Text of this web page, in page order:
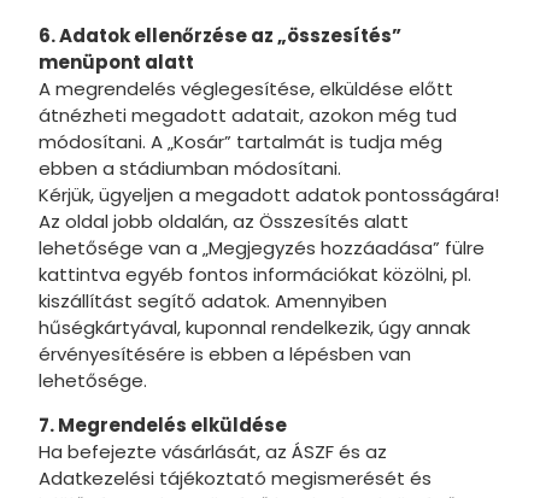
6. Adatok ellenőrzése az „összesítés”
menüpont alatt
A megrendelés véglegesítése, elküldése előtt
átnézheti megadott adatait, azokon még tud
módosítani. A „Kosár” tartalmát is tudja még
ebben a stádiumban módosítani.
Kérjük, ügyeljen a megadott adatok pontosságára!
Az oldal jobb oldalán, az Összesítés alatt
lehetősége van a „Megjegyzés hozzáadása” fülre
kattintva egyéb fontos információkat közölni, pl.
kiszállítást segítő adatok. Amennyiben
hűségkártyával, kuponnal rendelkezik, úgy annak
érvényesítésére is ebben a lépésben van
lehetősége.
7. Megrendelés elküldése
Ha befejezte vásárlását, az ÁSZF és az
Adatkezelési tájékoztató megismerését és